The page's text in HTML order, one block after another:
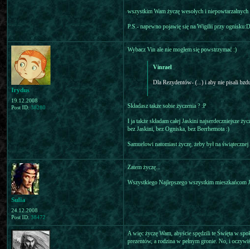
wszystkim Wam życzę wesołych i
P.S.- napewno pojawię się na Wigilii przy ognisku:D
Irydus
19.12.2008
Post ID: 38280
Wybacz Vin ale nie mogłem się powstrzymać :)
Vinrael
Dla Rezydentów- (...) i aby nie pisali
Składasz także sobie życzenia ? :P
I ja także składam całej Jaskini najserdeczniejsze
bez Jaskini, bez Ogniska, bez Beerhemota :)
Samuelowi natomiast życzę, żeby był na
Sulia
24.12.2008
Post ID: 38472
Zatem życzę...
Wszystkiego Najlepszego wszystkim mieszkańcom
A więc życzę Wam, abyście spędzili te Święta w
prezentów, a rodzina w pełnym gronie. No, i